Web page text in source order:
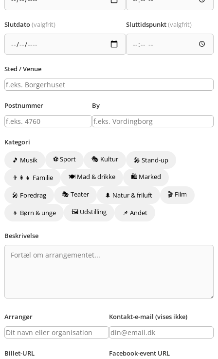
Slutdato(valgfrit) Sluttidspunkt(valgfrit)
Sted / Venue
Postnummer By
Kategori
🎵 Musik ⚽ Sport 🎭 Kultur
🎤 Stand-up
👨‍👩‍👧 Familie
🍽️ Mad & drikke 🛍️ Marked
🎤 Foredrag 🎭 Teater 🌲 Natur & friluft 🎬 Film
👦 Børn & unge 🖼️ Udstilling 📌 Andet
Beskrivelse
Arrangør Kontakt-e-mail (vises ikke)
Billet-URL Facebook-event URL